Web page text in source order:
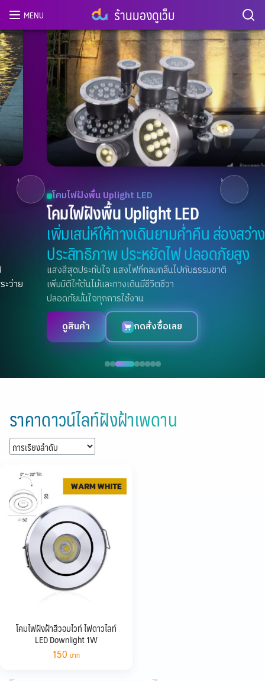
โคมไฟฝังพื้น Uplight LED
โคมไฟฝังพื้น Uplight LED
เพิ่มเสน่ห์ให้ทางเดินยามค่ำคืน ส่องสว่างเต็ม
ประสิทธิภาพ ประหยัดไฟ ปลอดภัยสูง
แสงสีสุดประทับใจ แสงไฟที่กลมกลืนไปกับธรรมชาติ
เพิ่มมิติให้ต้นไม้และทางเดินมีชีวิตชีวา
ปลอดภัยมั่นใจทุกการใช้งาน
กดสั่งซื้อเลย
‹ ›
/ 8
content
ร้านมองดูเว็บ
MENU
ราคาดาวน์ไลท์ฝังฝ้าเพดาน
โคมไฟฝังฝ้าสีวอมไวท์ ไฟดาวไลท์
LED Downlight 1W
150